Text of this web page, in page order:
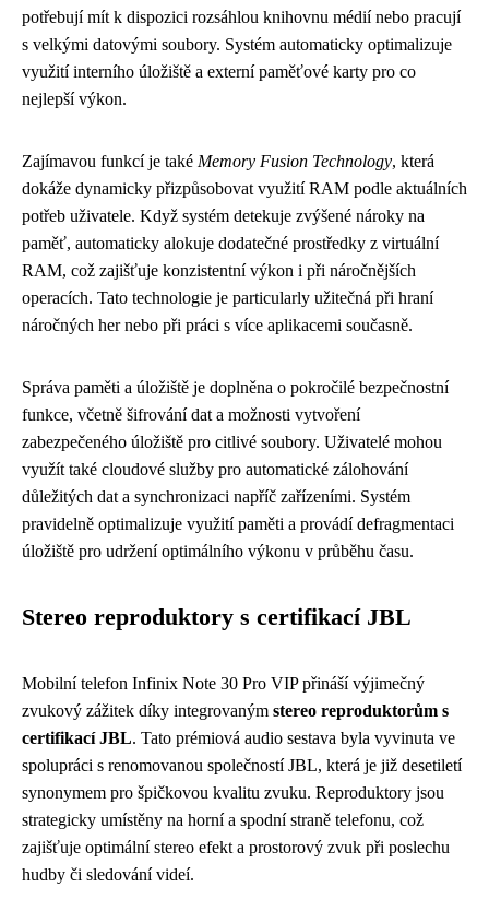
potřebují mít k dispozici rozsáhlou knihovnu médií nebo pracují
s velkými datovými soubory. Systém automaticky optimalizuje
využití interního úložiště a externí paměťové karty pro co
nejlepší výkon.
Zajímavou funkcí je také Memory Fusion Technology, která
dokáže dynamicky přizpůsobovat využití RAM podle aktuálních
potřeb uživatele. Když systém detekuje zvýšené nároky na
paměť, automaticky alokuje dodatečné prostředky z virtuální
RAM, což zajišťuje konzistentní výkon i při náročnějších
operacích. Tato technologie je particularly užitečná při hraní
náročných her nebo při práci s více aplikacemi současně.
Správa paměti a úložiště je doplněna o pokročilé bezpečnostní
funkce, včetně šifrování dat a možnosti vytvoření
zabezpečeného úložiště pro citlivé soubory. Uživatelé mohou
využít také cloudové služby pro automatické zálohování
důležitých dat a synchronizaci napříč zařízeními. Systém
pravidelně optimalizuje využití paměti a provádí defragmentaci
úložiště pro udržení optimálního výkonu v průběhu času.
Stereo reproduktory s certifikací JBL
Mobilní telefon Infinix Note 30 Pro VIP přináší výjimečný
zvukový zážitek díky integrovaným stereo reproduktorům s
certifikací JBL. Tato prémiová audio sestava byla vyvinuta ve
spolupráci s renomovanou společností JBL, která je již desetiletí
synonymem pro špičkovou kvalitu zvuku. Reproduktory jsou
strategicky umístěny na horní a spodní straně telefonu, což
zajišťuje optimální stereo efekt a prostorový zvuk při poslechu
hudby či sledování videí.